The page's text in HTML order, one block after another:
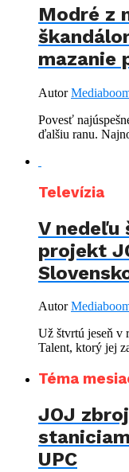
Modré z
mazanie
Autor
Povesť
ďalšiu ranu.
Televízia
V nedeľu
projekt
Autor
Už štvrtú jeseň v
Talent, ktorý jej
Téma
JOJ
UPC